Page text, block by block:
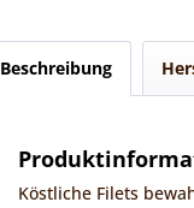
Beschreibung
Köstliche Filets